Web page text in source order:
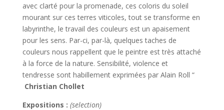
avec clarté pour la promenade, ces coloris du soleil
mourant sur ces terres viticoles, tout se transforme en
labyrinthe, le travail des couleurs est un apaisement
pour les sens. Par-ci, par-là, quelques taches de
couleurs nous rappellent que le peintre est très attaché
à la force de la nature. Sensibilité, violence et
tendresse sont habillement exprimées par Alain Roll “
Christian Chollet
Expositions : (selection)